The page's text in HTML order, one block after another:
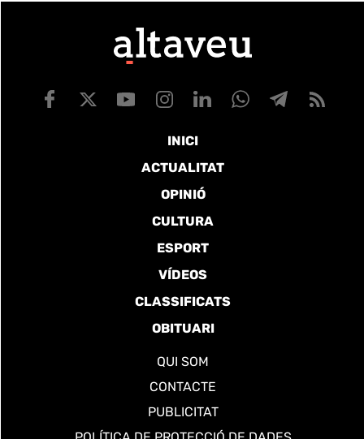
INICI
ACTUALITAT
OPINIÓ
CULTURA
ESPORT
VÍDEOS
CLASSIFICATS
OBITUARI
QUI SOM
CONTACTE
PUBLICITAT